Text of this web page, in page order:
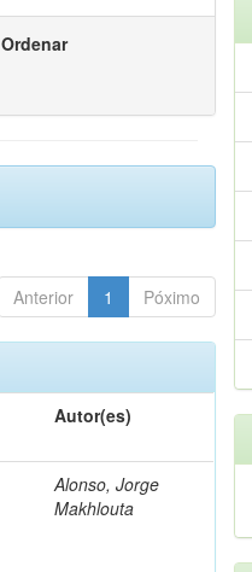
Ordenar
Anterior 1 Póximo
Autor(es)
Alonso, Jorge
Makhlouta